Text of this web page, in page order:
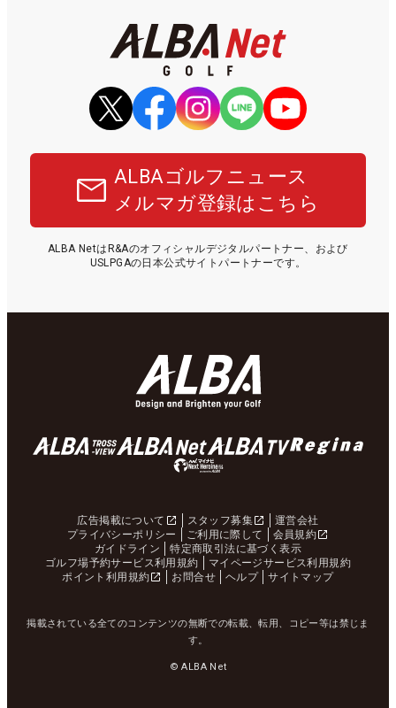
ALBAゴルフニュース
メルマガ登録はこちら
ALBA NetはR&Aのオフィシャルデジタルパートナー、および
USLPGAの日本公式サイトパートナーです。
広告掲載について スタッフ募集
運営会社
プライバシーポリシー
ご利用に際して
会員規約
ガイドライン
特定商取引法に基づく表示
ゴルフ場予約サービス利用規約
マイページサービス利用規約
ポイント利用規約
お問合せ ヘルプ サイトマップ
掲載されている全てのコンテンツの無断での転載、転用、コピー等は禁じま
す。
© ALBA Net